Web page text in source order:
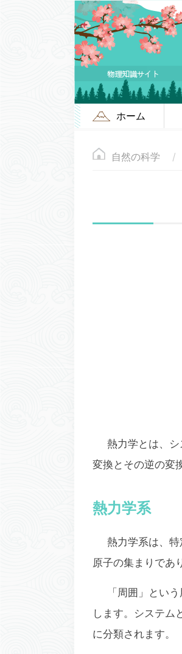
ホーム
自然の科学
熱力学とは、
変換とその逆の変
熱力学系
熱力学系は、
原子の集まりであ
「周囲」とい
します。システム
に分類されます。